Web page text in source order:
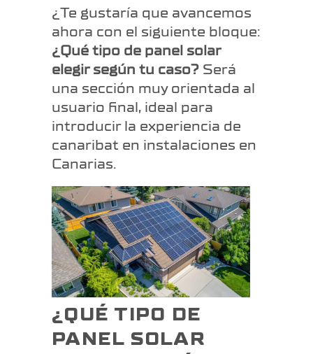
¿Te gustaría que avancemos
ahora con el siguiente bloque:
¿Qué tipo de panel solar
elegir según tu caso? Será
una sección muy orientada al
usuario final, ideal para
introducir la experiencia de
canaribat en instalaciones en
Canarias.
¿QUÉ TIPO DE
PANEL SOLAR